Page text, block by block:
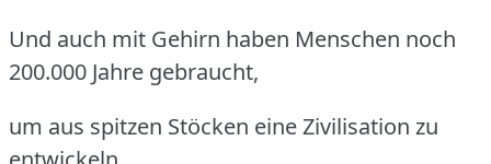
Und auch mit Gehirn haben Menschen noch
200.000 Jahre gebraucht,
um aus spitzen Stöcken eine Zivilisation zu